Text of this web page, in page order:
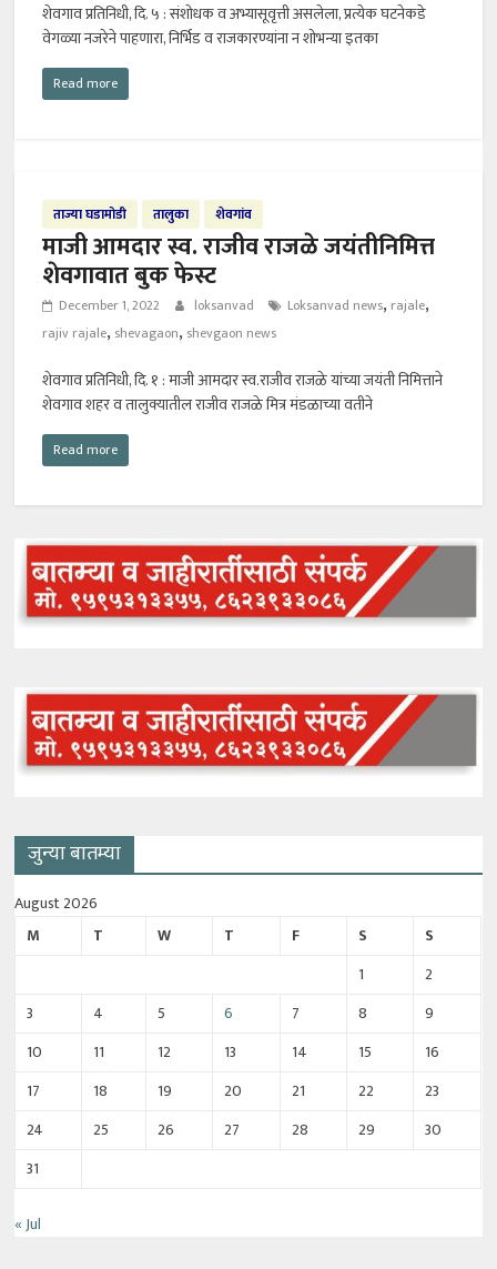
शेवगाव प्रतिनिधी, दि. ५ : संशोधक व अभ्यासूवृत्ती असलेला, प्रत्येक घटनेकडे
वेगळ्या नजरेने पाहणारा, निर्भिड व राजकारण्यांना न शोभन्या इतका
Read more
ताज्या घडामोडी तालुका शेवगांव
माजी आमदार स्व. राजीव राजळे जयंतीनिमित्त
शेवगावात बुक फेस्ट
December 1, 2022 loksanvad Loksanvad news, rajale,
rajiv rajale, shevagaon, shevgaon news
शेवगाव प्रतिनिधी, दि. १ : माजी आमदार स्व.राजीव राजळे यांच्या जयंती निमित्ताने
शेवगाव शहर व तालुक्यातील राजीव राजळे मित्र मंडळाच्या वतीने
Read more
जुन्या बातम्या
August 2026
M
T W T F S
S
1
2
3
4 5 6 7 8
9
10
11 12 13 14 15
16
17
18 19 20 21 22
23
24
25 26 27 28 29
30
31
« Jul